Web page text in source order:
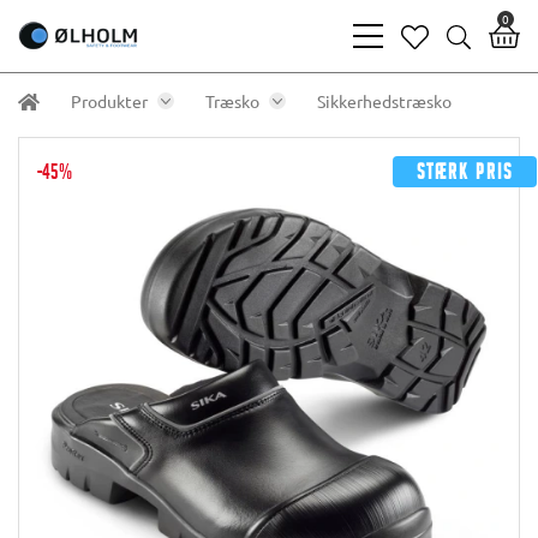
bars
light
heart
search
0
Produkter Træsko Sikkerhedstræsko
-45% Stærk pris